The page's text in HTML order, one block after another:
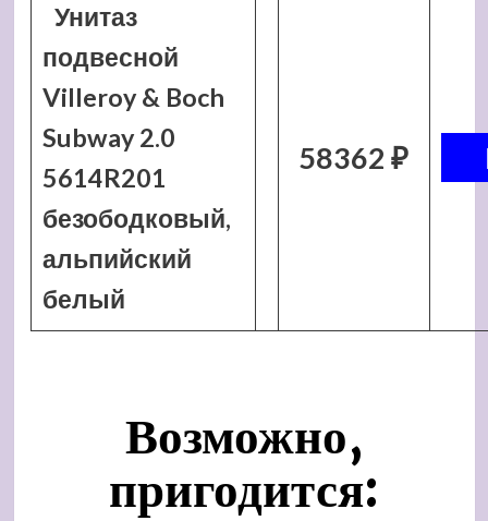
Унитаз
подвесной
Villeroy & Boch
Subway 2.0
5614R201
безободковый,
альпийский
белый
58362 ₽
Возможно,
пригодится: